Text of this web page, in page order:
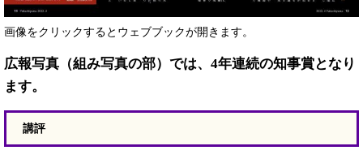
画像をクリックするとウェブブックが開きます。
広報写真（組み写真の部）では、4年連続の知事賞となり
ます。
講評